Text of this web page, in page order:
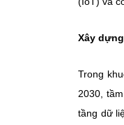
Xây
Trong
2030,
tầng dữ